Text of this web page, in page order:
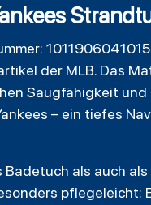
der MLB. Das
Saugfähigkeit
– ein tiefes
als auch
pflegeleicht: